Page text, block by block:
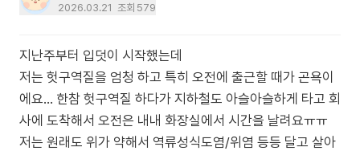
2026.03.21 조회 579
지난주부터 입덧이 시작했는데
저는 헛구역질을 엄청 하고 특히 오전에 출근할 때가 곤욕이
에요… 한참 헛구역질 하다가 지하철도 아슬아슬하게 타고 회
사에 도착해서 오전은 내내 화장실에서 시간을 날려요ㅠㅠ
저는 원래도 위가 약해서 역류성식도염/위염 등등 달고 살아